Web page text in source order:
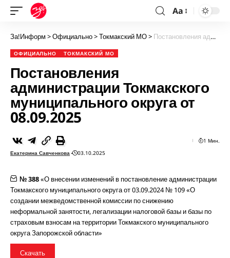
Aa
За!Информ >Официально>Токмакский МО> Постановления администрации Токмакского муниципального округа от 08.09.2025
ОФИЦИАЛЬНО ТОКМАКСКИЙ МО
Постановления
администрации Токмакского
муниципального округа от
08.09.2025
Екатерина Савченкова 03.10.2025
1 Мин.
№ 388«О внесении изменений в постановление администрации
Токмакского муниципального округа от 03.09.2024 № 109 «О
создании межведомственной комиссии по снижению
неформальной занятости, легализации налоговой базы и базы по
страховым взносам на территории Токмакского муниципального
округа Запорожской области»
Скачать